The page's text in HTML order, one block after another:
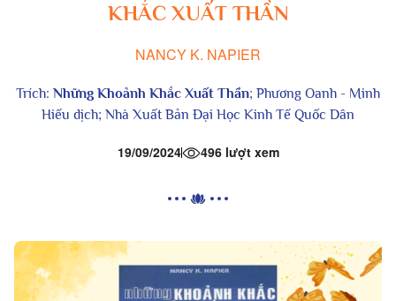
KHẮC XUẤT THẦN
NANCY K. NAPIER
Trích: Những Khoảnh Khắc Xuất Thần; Phương Oanh - Minh
Hiếu dịch; Nhà Xuất Bản Đại Học Kinh Tế Quốc Dân
19/09/2024 496 lượt xem